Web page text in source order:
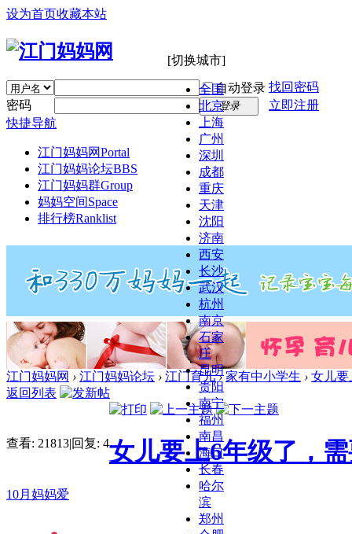
设为首页收藏本站
[切换城市]
全国
北京
上海
广州
深圳
成都
重庆
天津
沈阳
济南
西安
长沙
武汉
杭州
南京
石家
庄
昆明
贵阳
南宁
福州
南昌
海口
长春
哈尔
滨
郑州
自动登录 找回密码
密码
登录
立即注册
快捷导航
江门妈妈网Portal
江门妈妈论坛BBS
江门妈妈群Group
妈妈空间Space
排行榜Ranklist
江门妈妈网 › 江门妈妈论坛 › 江门育儿 › 家有中小学生 › 女儿要
返回列表
查看: 21813|回复: 4女儿要上6年级了，
10月妈妈爱